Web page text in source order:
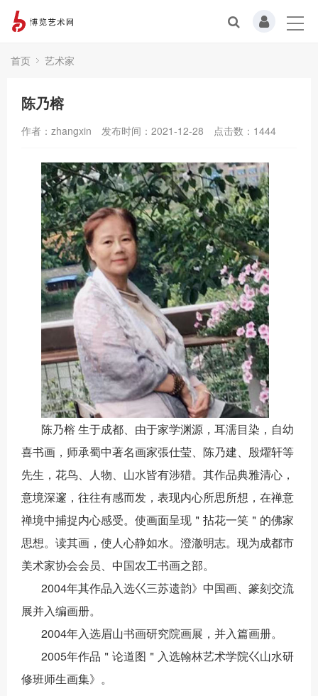
首页 艺术家
陈乃榕
作者：zhangxin 发布时间：2021-12-28 点击数： 1444
陈乃榕 生于成都、由于家学渊源，耳濡目染，自幼
喜书画，师承蜀中著名画家張仕莹、陈乃建、殷燿轩等
先生，花鸟、人物、山水皆有涉猎。其作品典雅清心，
意境深邃，往往有感而发，表现内心所思所想，在禅意
禅境中捕捉内心感受。使画面呈现＂拈花一笑＂的佛家
思想。读其画，使人心静如水。澄澈明志。现为成都市
美术家协会会员、中国农工书画之部。
2004年其作品入选巜三苏遗韵》中国画、篆刻交流
展并入编画册。
2004年入选眉山书画研究院画展，并入篇画册。
2005年作品＂论道图＂入选翰林艺术学院巜山水研
修班师生画集》。